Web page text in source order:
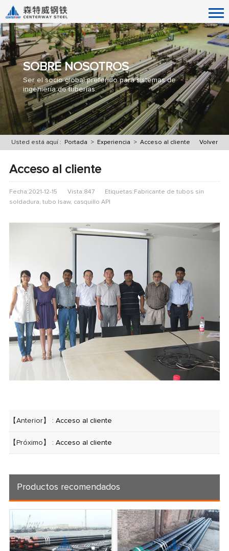
SOBRE NOSOTROS
Ser el socio global preferido para sistemas de
ingeniería de tuberías.
Volver
Usted está aquí : Portada > Experiencia >Acceso al cliente
Acceso al cliente
Fecha:2021-12-15 Vista:847
Etiquetas:Fabricante de tubos sin
soldadura, tubo lsaw, casquillo API
【Anterior】 : Acceso al cliente
【Próximo】 : Acceso al cliente
Productos recomendados